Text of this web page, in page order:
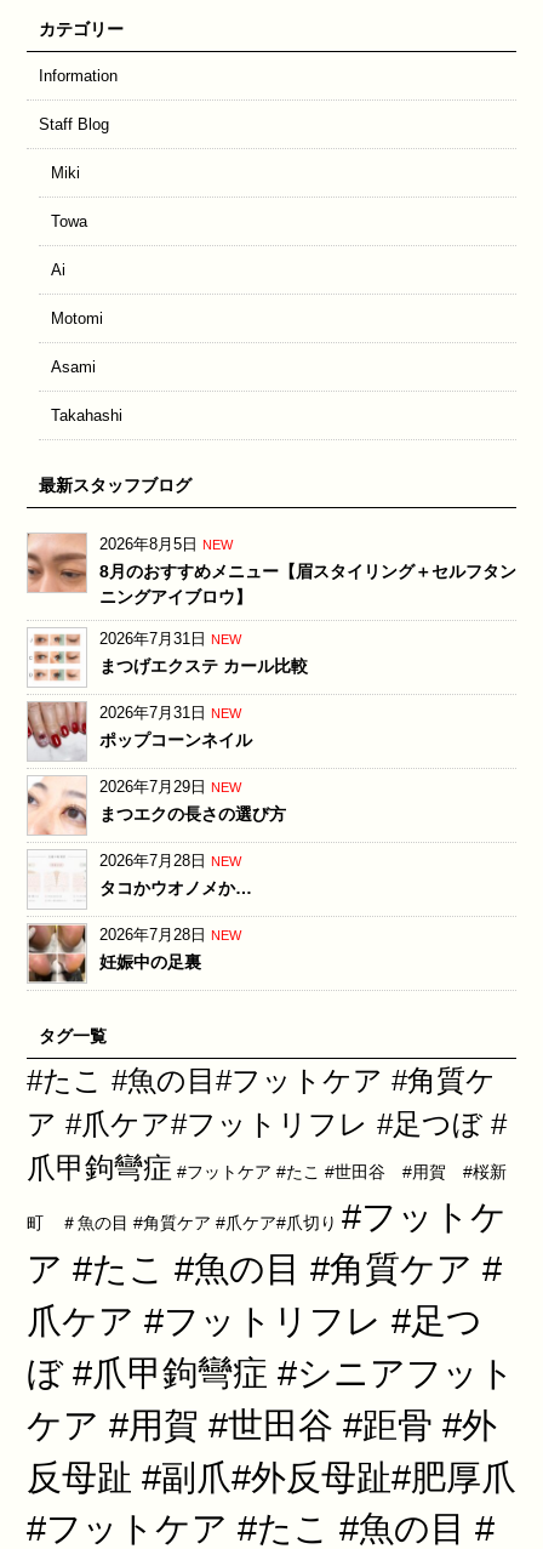
カテゴリー
Information
Staff Blog
Miki
Towa
Ai
Motomi
Asami
Takahashi
最新スタッフブログ
2026年8月5日 NEW
8月のおすすめメニュー【眉スタイリング＋セルフタン
ニングアイブロウ】
2026年7月31日 NEW
まつげエクステ カール比較
2026年7月31日 NEW
ポップコーンネイル
2026年7月29日 NEW
まつエクの長さの選び方
2026年7月28日 NEW
タコかウオノメか…
2026年7月28日 NEW
妊娠中の足裏
タグ一覧
#たこ #魚の目#フットケア #角質ケ
ア #爪ケア#フットリフレ #足つぼ #
爪甲鉤彎症 #フットケア #たこ #世田谷 #用賀 #桜新
町 ＃魚の目 #角質ケア #爪ケア#爪切り #フットケ
ア #たこ #魚の目 #角質ケア #
爪ケア #フットリフレ #足つ
ぼ #爪甲鉤彎症 #シニアフット
ケア #用賀 #世田谷 #距骨 #外
反母趾 #副爪#外反母趾#肥厚爪
#フットケア #たこ #魚の目 #